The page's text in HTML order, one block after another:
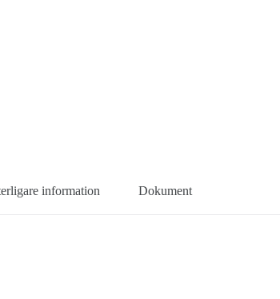
information Dokument